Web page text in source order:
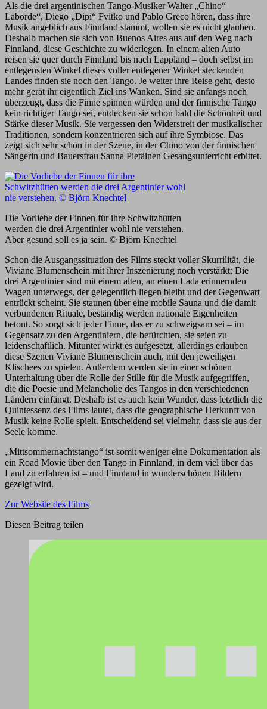
Als die drei argentinischen Tango-Musiker Walter „Chino“
Laborde“, Diego „Dipi“ Fvitko und Pablo Greco hören, dass ihre
Musik angeblich aus Finnland stammt, wollen sie es nicht glauben.
Deshalb machen sie sich von Buenos Aires aus auf den Weg nach
Finnland, diese Geschichte zu widerlegen. In einem alten Auto
reisen sie quer durch Finnland bis nach Lappland – doch selbst im
entlegensten Winkel dieses voller entlegener Winkel steckenden
Landes finden sie noch den Tango. Je weiter ihre Reise geht, desto
mehr gerät ihr eigentlich Ziel ins Wanken. Sind sie anfangs noch
überzeugt, dass die Finne spinnen würden und der finnische Tango
kein richtiger Tango sei, entdecken sie schon bald die Schönheit und
Stärke dieser Musik. Sie vergessen den Widerstreit der musikalischer
Traditionen, sondern konzentrieren sich auf ihre Symbiose. Das
zeigt sich sehr schön in der Szene, in der Chino von der finnischen
Sängerin und Bauersfrau Sanna Pietäinen Gesangsunterricht erbittet.
Die Vorliebe der Finnen für ihre Schwitzhütten
werden die drei Argentinier wohl nie verstehen.
Aber gesund soll es ja sein. © Björn Knechtel
Schon die Ausgangssituation des Films steckt voller Skurrilität, die
Viviane Blumenschein mit ihrer Inszenierung noch verstärkt: Die
drei Argentinier sind mit einem alten, an einen Lada erinnernden
Wagen unterwegs, der gelegentlich liegen bleibt und der Gegenwart
entrückt scheint. Sie staunen über eine mobile Sauna und die damit
verbundenen Rituale, beständig werden nationale Eigenheiten
betont. So sorgt sich jeder Finne, das er zu schweigsam sei – im
Gegensatz zu den Argentiniern, die befürchten, sie seien zu
leidenschaftlich. Mitunter wirkt es aufgesetzt, allerdings erlauben
diese Szenen Viviane Blumenschein auch, mit den jeweiligen
Klischees zu spielen. Außerdem werden sie in einer schönen
Unterhaltung über die Rolle der Stille für die Musik aufgegriffen,
die die Poesie und Melancholie des Tangos in den verschiedenen
Ländern einfängt. Deshalb ist es auch kein Wunder, dass letztlich die
Quintessenz des Films lautet, dass die geographische Herkunft von
Musik keine Rolle spielt. Entscheidend sei vielmehr, dass sie aus der
Seele komme.
„Mittsommernachtstango“ ist somit weniger eine Dokumentation als
ein Road Movie über den Tango in Finnland, in dem viel über das
Land zu erfahren ist – und Finnland in wunderschönen Bildern
gezeigt wird.
Zur Website des Films
Diesen Beitrag teilen